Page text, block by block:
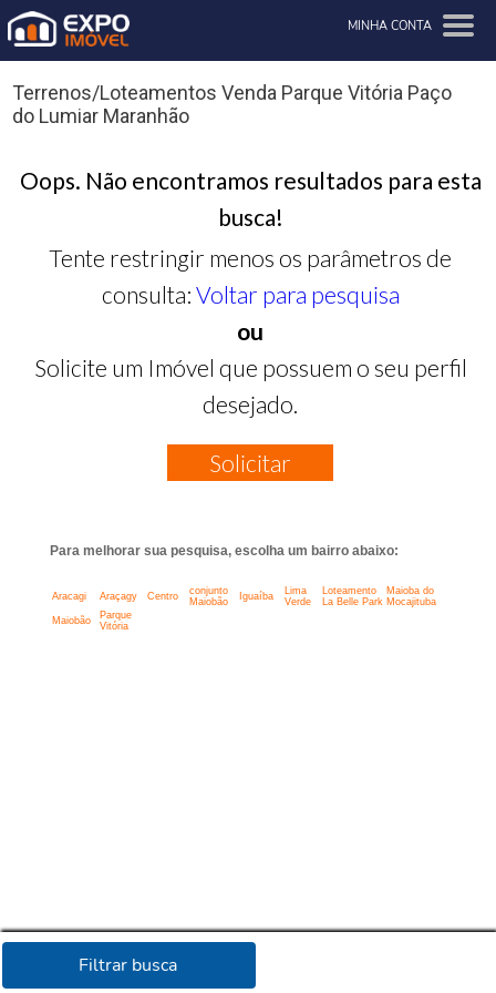
MINHA CONTA
Filtrar busca
Terrenos/Loteamentos Venda Parque Vitória Paço
do Lumiar Maranhão
Oops. Não encontramos resultados para esta
busca!
Tente restringir menos os parâmetros de
consulta: Voltar para pesquisa
ou
Solicite um Imóvel que possuem o seu perfil
desejado.
Solicitar
Para melhorar sua pesquisa, escolha um bairro abaixo:
Aracagi Araçagy Centro
conjunto
Maiobão
Iguaíba
Lima
Verde
Loteamento
La Belle Park
Maioba do
Mocajituba
Maiobão
Parque
Vitória